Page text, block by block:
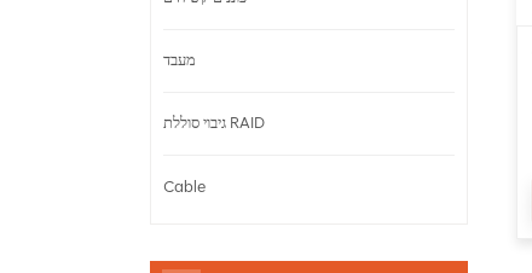
מעבד
גיבוי סוללת RAID
Cable